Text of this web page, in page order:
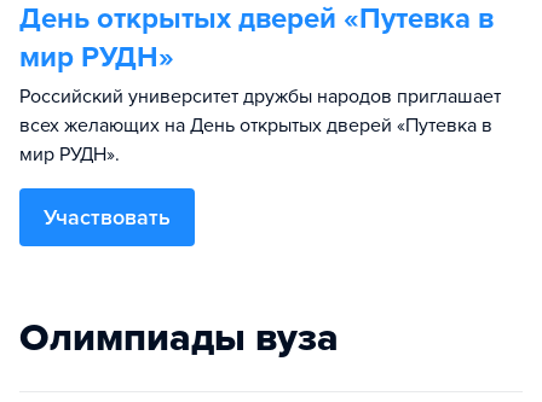
День открытых дверей «Путевка в
мир РУДН»
Российский университет дружбы народов приглашает
всех желающих на День открытых дверей «Путевка в
мир РУДН».
Участвовать
Олимпиады вуза